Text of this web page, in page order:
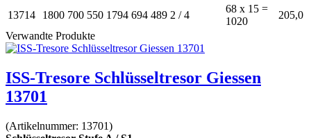
13714 1800 700 550 1794 694 489 2 / 4
68 x 15 =
1020
205,0
Verwandte Produkte
ISS-Tresore Schlüsseltresor Giessen
13701
(Artikelnummer: 13701)